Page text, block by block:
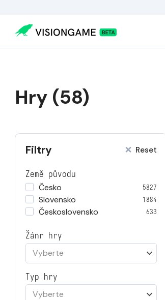
Hry (58)
Filtry Reset
Země původu
Česko
5827
Slovensko 1884
Československo 633
Žánr hry
Vyberte
Typ hry
Vyberte